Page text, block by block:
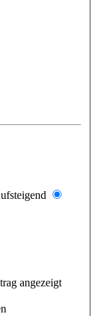
angezeigt